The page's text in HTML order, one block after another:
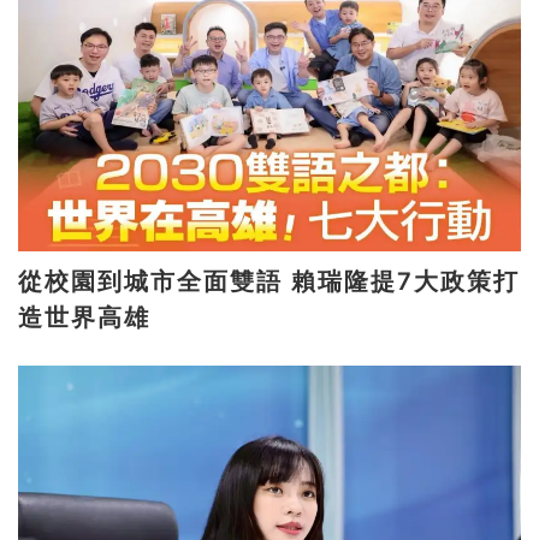
從校園到城市全面雙語 賴瑞隆提7大政策打
造世界高雄